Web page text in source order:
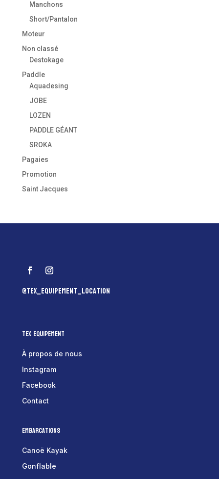
Manchons
Short/Pantalon
Moteur
Non classé
Destokage
Paddle
Aquadesing
JOBE
LOZEN
PADDLE GÉANT
SROKA
Pagaies
Promotion
Saint Jacques
@tex_equipement_location
Tex Equipement
À propos de nous
Instagram
Facebook
Contact
Embarcations
Canoë Kayak
Gonflable